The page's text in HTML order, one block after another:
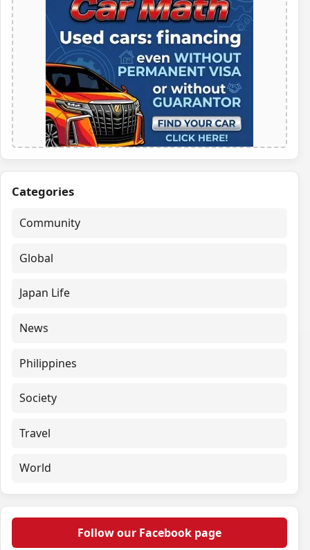
Categories
Community
Global
Japan Life
News
Philippines
Society
Travel
World
Follow our Facebook page